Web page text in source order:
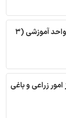
سوالات استخدامی شب آزمون مشاور واحد آموزشی (3
زراعی و باغی